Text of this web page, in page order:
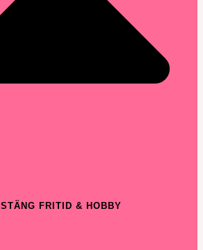
STÄNG FRITID & HOBBY